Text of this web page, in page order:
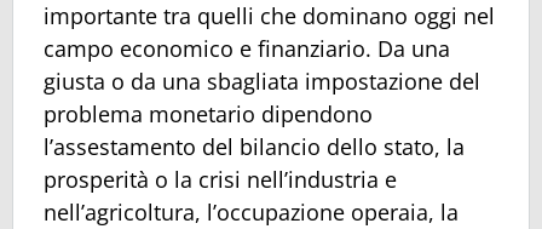
importante tra quelli che dominano oggi nel
campo economico e finanziario. Da una
giusta o da una sbagliata impostazione del
problema monetario dipendono
l’assestamento del bilancio dello stato, la
prosperità o la crisi nell’industria e
nell’agricoltura, l’occupazione operaia, la